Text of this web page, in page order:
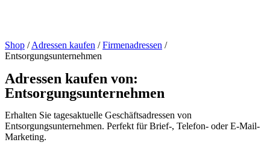
Shop /Adressen kaufen /Firmenadressen /
Entsorgungsunternehmen
Adressen kaufen von:
Entsorgungsunternehmen
Erhalten Sie tagesaktuelle Geschäftsadressen von
Entsorgungsunternehmen. Perfekt für Brief-, Telefon- oder E-Mail-
Marketing.